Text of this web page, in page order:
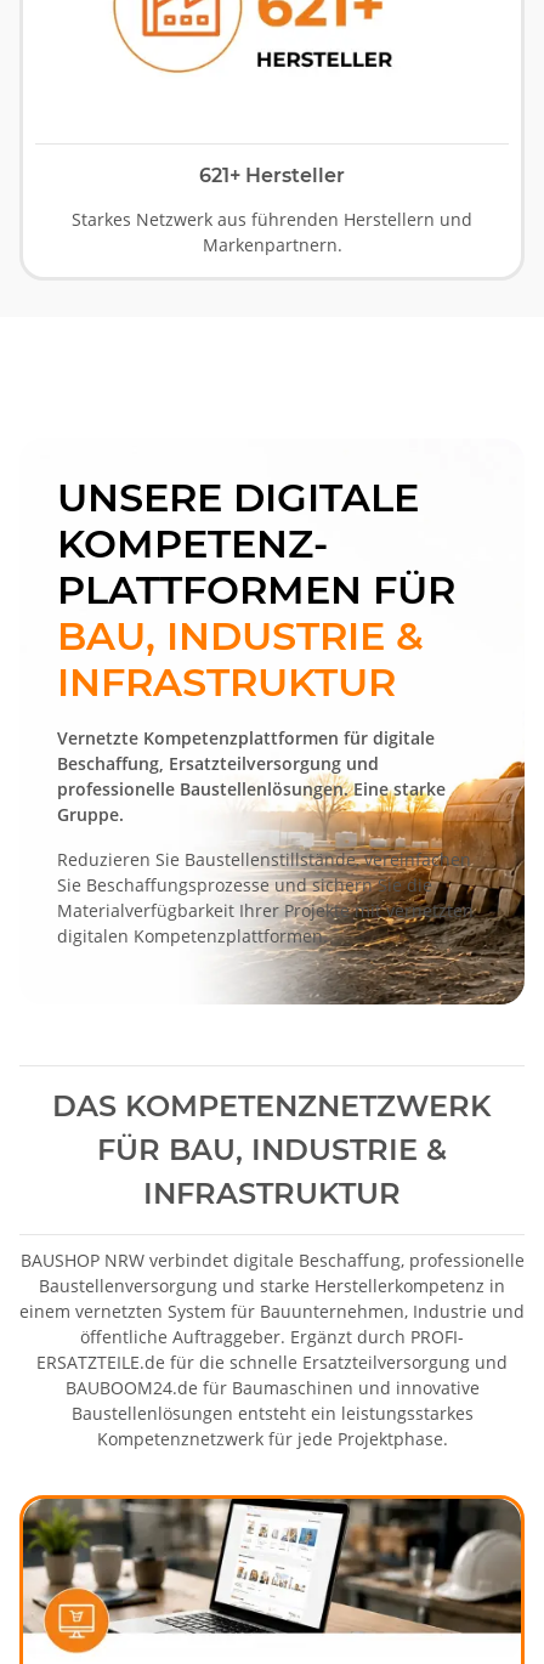
621+ Hersteller
Starkes Netzwerk aus führenden Herstellern und
Markenpartnern.
UNSERE DIGITALE
KOMPETENZ-
PLATTFORMEN FÜR
BAU, INDUSTRIE &
INFRASTRUKTUR
Vernetzte Kompetenzplattformen für digitale
Beschaffung, Ersatzteilversorgung und
professionelle Baustellenlösungen. Eine starke
Gruppe.
Reduzieren Sie Baustellenstillstände, vereinfachen
Sie Beschaffungsprozesse und sichern Sie die
Materialverfügbarkeit Ihrer Projekte mit vernetzten
digitalen Kompetenzplattformen.
DAS KOMPETENZNETZWERK
FÜR BAU, INDUSTRIE &
INFRASTRUKTUR
BAUSHOP NRW verbindet digitale Beschaffung, professionelle
Baustellenversorgung und starke Herstellerkompetenz in
einem vernetzten System für Bauunternehmen, Industrie und
öffentliche Auftraggeber. Ergänzt durch PROFI-
ERSATZTEILE.de für die schnelle Ersatzteilversorgung und
BAUBOOM24.de für Baumaschinen und innovative
Baustellenlösungen entsteht ein leistungsstarkes
Kompetenznetzwerk für jede Projektphase.